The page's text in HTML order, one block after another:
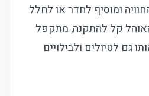
ומוסיף לחדר או לחלל
האוהל קל להתקנה, מתקפל
גם לטיולים ולבילויים